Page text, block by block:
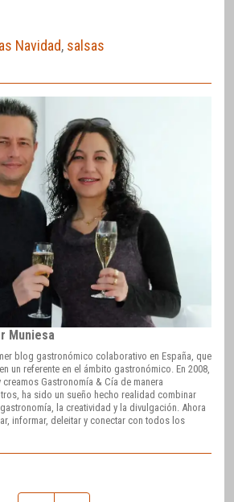
Navidad, salsas
Muniesa
blog gastronómico colaborativo en España, que
un referente en el ámbito gastronómico. En 2008,
Gastronomía & Cía de manera
ha sido un sueño hecho realidad combinar
la creatividad y la divulgación. Ahora
informar, deleitar y conectar con todos los